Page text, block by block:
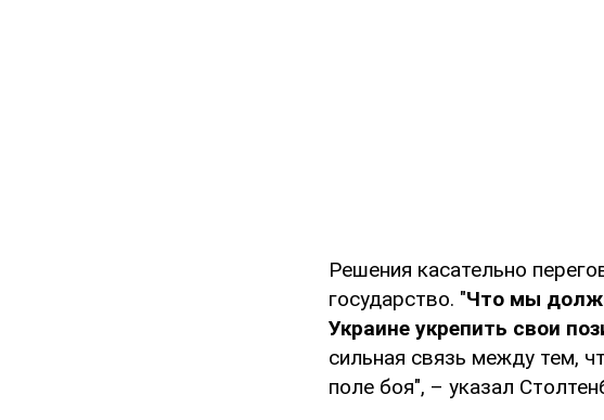
Решения касательно
государство. "Что мы
Украине укрепить свои
сильная связь между тем,
поле боя", – указал